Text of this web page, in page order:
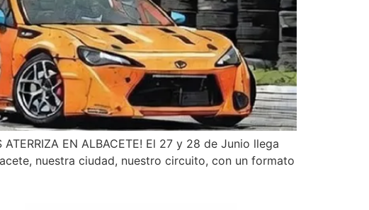
EN ALBACETE! El 27 y 28 de Junio llega
nuestra ciudad, nuestro circuito, con un formato